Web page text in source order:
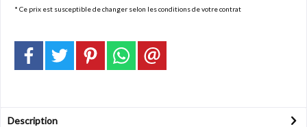
* Ce prix est susceptible de changer selon les conditions de votre contrat
Description